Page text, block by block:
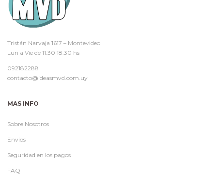
Tristán Narvaja 1617 – Montevideo
Lun a Vie de 11.30 18.30 hs
092182288
contacto@ideasmvd.com.uy
MAS INFO
Sobre Nosotros
Envíos
Seguridad en los pagos
FAQ